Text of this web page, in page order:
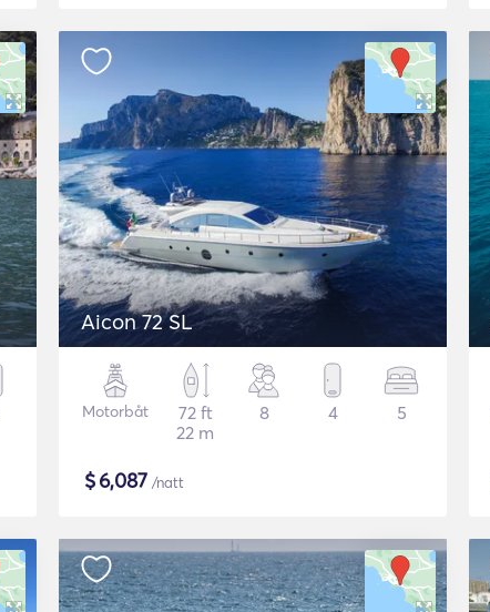
Aicon 72 SL
Motorbåt
72 ft
22 m
8 4 5
$6,087 /natt